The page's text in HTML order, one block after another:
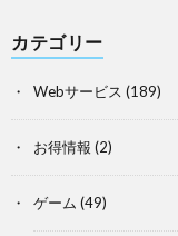
カテゴリー
Webサービス (189)
お得情報 (2)
ゲーム (49)